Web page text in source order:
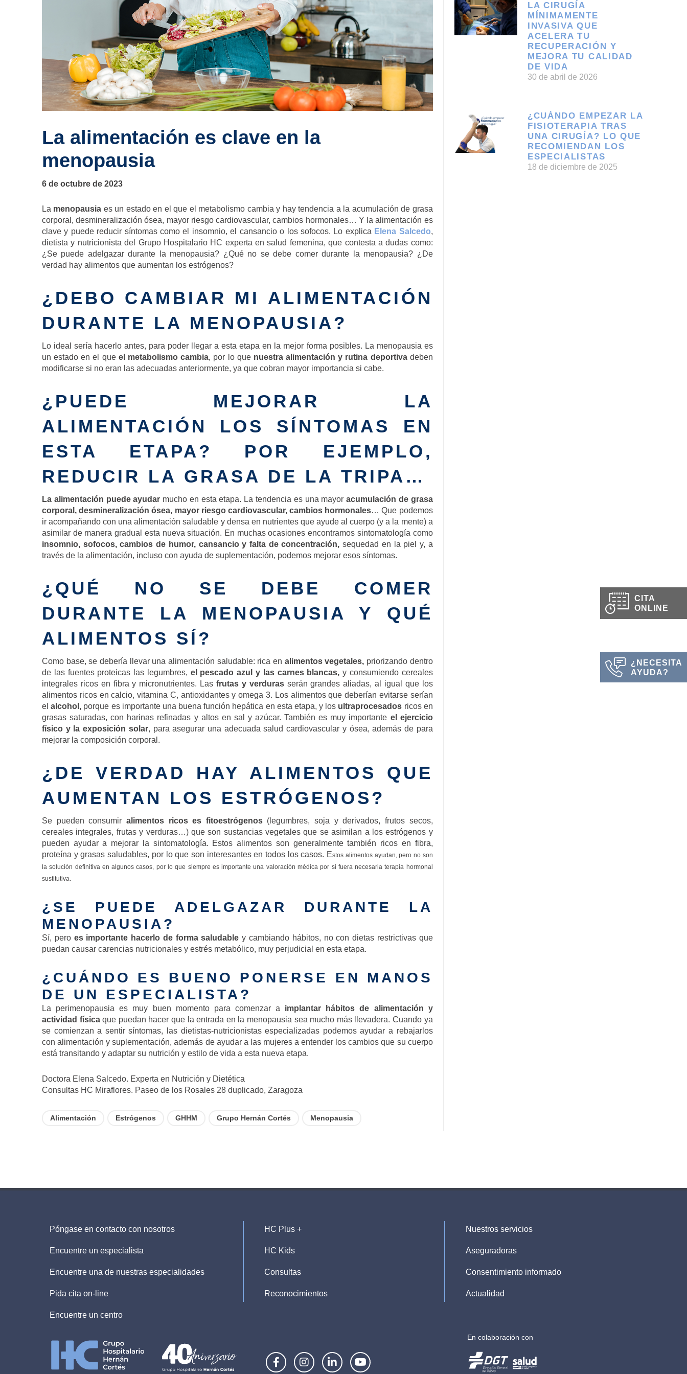
La alimentación es clave en la
menopausia
6 de octubre de 2023
La menopausia es un estado en el que el metabolismo cambia y hay tendencia a la acumulación de grasa
corporal, desmineralización ósea, mayor riesgo cardiovascular, cambios hormonales… Y la alimentación es
clave y puede reducir síntomas como el insomnio, el cansancio o los sofocos. Lo explica Elena Salcedo,
dietista y nutricionista del Grupo Hospitalario HC experta en salud femenina, que contesta a dudas como:
¿Se puede adelgazar durante la menopausia? ¿Qué no se debe comer durante la menopausia? ¿De
verdad hay alimentos que aumentan los estrógenos?
¿DEBO CAMBIAR MI ALIMENTACIÓN
DURANTE LA MENOPAUSIA?
Lo ideal sería hacerlo antes, para poder llegar a esta etapa en la mejor forma posibles. La menopausia es
un estado en el que el metabolismo cambia, por lo que nuestra alimentación y rutina deportivadeben
modificarse si no eran las adecuadas anteriormente, ya que cobran mayor importancia si cabe.
¿PUEDE MEJORAR LA
ALIMENTACIÓN LOS SÍNTOMAS EN
ESTA ETAPA? POR EJEMPLO,
REDUCIR LA GRASA DE LA TRIPA…
La alimentación puede ayudar mucho en esta etapa. La tendencia es una mayoracumulación de grasa
corporal, desmineralización ósea, mayor riesgo cardiovascular, cambios hormonales… Que podemos
ir acompañando con una alimentación saludable y densa en nutrientes que ayude al cuerpo (y a la mente) a
asimilar de manera gradual esta nueva situación. En muchas ocasiones encontramos sintomatología como
insomnio, sofocos, cambios de humor, cansancio y falta de concentración, sequedad en la piel y, a
través de la alimentación, incluso con ayuda de suplementación, podemos mejorar esos síntomas.
¿QUÉ NO SE DEBE COMER
DURANTE LA MENOPAUSIA Y QUÉ
ALIMENTOS SÍ?
Como base, se debería llevar una alimentación saludable: rica en alimentos vegetales, priorizando dentro
de las fuentes proteicas las legumbres, el pescado azul y las carnes blancas, y consumiendo cereales
integrales ricos en fibra y micronutrientes. Las frutas y verdurasserán grandes aliadas, al igual que los
alimentos ricos en calcio, vitamina C, antioxidantes y omega 3. Los alimentos que deberían evitarse serían
elalcohol, porque es importante una buena función hepática en esta etapa, y los ultraprocesados ricos en
grasas saturadas, con harinas refinadas y altos en sal y azúcar. También es muy importante el ejercicio
físico y la exposición solar, para asegurar una adecuada salud cardiovascular y ósea, además de para
mejorar la composición corporal.
¿DE VERDAD HAY ALIMENTOS QUE
AUMENTAN LOS ESTRÓGENOS?
Se pueden consumir alimentos ricos es fitoestrógenos(legumbres, soja y derivados, frutos secos,
cereales integrales, frutas y verduras…) que son sustancias vegetales que se asimilan a los estrógenos y
pueden ayudar a mejorar la sintomatología. Estos alimentos son generalmente también ricos en fibra,
proteína y grasas saludables, por lo que son interesantes en todos los casos. Estos alimentos ayudan, pero no son
la solución definitiva en algunos casos, por lo que siempre es importante una valoración médica por si fuera necesaria terapia hormonal
sustitutiva.
¿SE PUEDE ADELGAZAR DURANTE LA
MENOPAUSIA?
Sí, pero es importante hacerlo de forma saludable y cambiando hábitos, no con dietas restrictivas que
puedan causar carencias nutricionales y estrés metabólico, muy perjudicial en esta etapa.
¿CUÁNDO ES BUENO PONERSE EN MANOS
DE UN ESPECIALISTA?
La perimenopausia es muy buen momento para comenzar a implantar hábitos de alimentación y
actividad físicaque puedan hacer que la entrada en la menopausia sea mucho más llevadera. Cuando ya
se comienzan a sentir síntomas, las dietistas-nutricionistas especializadas podemos ayudar a rebajarlos
con alimentación y suplementación, además de ayudar a las mujeres a entender los cambios que su cuerpo
está transitando y adaptar su nutrición y estilo de vida a esta nueva etapa.
Doctora Elena Salcedo. Experta en Nutrición y Dietética
Consultas HC Miraflores. Paseo de los Rosales 28 duplicado, Zaragoza
Alimentación Estrógenos GHHM Grupo Hernán Cortés Menopausia
LA CIRUGÍA
MÍNIMAMENTE
INVASIVA QUE
ACELERA TU
RECUPERACIÓN Y
MEJORA TU CALIDAD
DE VIDA
30 de abril de 2026
¿CUÁNDO EMPEZAR LA
FISIOTERAPIA TRAS
UNA CIRUGÍA? LO QUE
RECOMIENDAN LOS
ESPECIALISTAS
18 de diciembre de 2025
¿NECESITA
AYUDA?
CITA
ONLINE
Póngase en contacto con nosotros
Encuentre un especialista
Encuentre una de nuestras especialidades
Pida cita on-line
Encuentre un centro
HC Plus +
HC Kids
Consultas
Reconocimientos
Nuestros servicios
Aseguradoras
Consentimiento informado
Actualidad
F
a
I
n
L
i
Y
o
En colaboración con